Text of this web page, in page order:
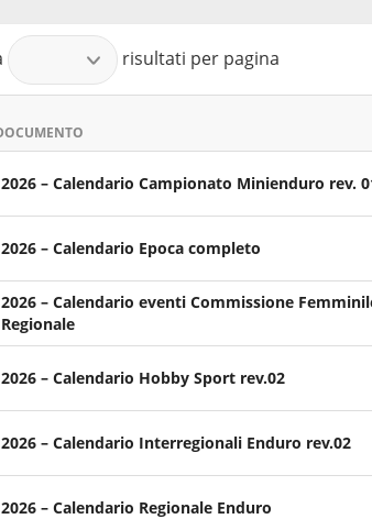
risultati per pagina
2026 – Calendario Campionato Minienduro rev.
2026 – Calendario Epoca completo
2026 – Calendario eventi Commissione
Regionale
2026 – Calendario Hobby Sport rev.02
2026 – Calendario Interregionali Enduro rev.02
2026 – Calendario Regionale Enduro